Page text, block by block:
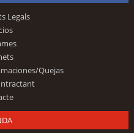
Legals
Quejas